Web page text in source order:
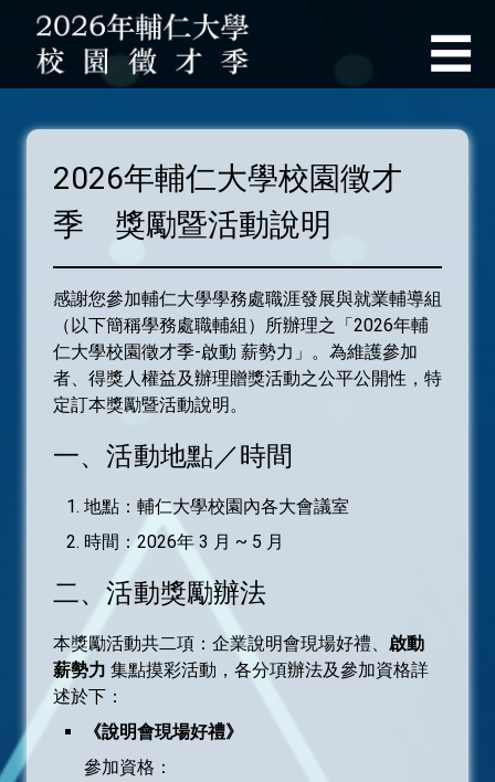
輔 ☰
首頁
職輔官網
最新公告
徵才說明會
就業博覽會
線上就業博覽會
職涯活動
活動獎勵辦法
常見問題Q&A
相關連結
2026年輔仁大學校園徵才
季 獎勵暨活動說明
感謝您參加輔仁大學學務處職涯發展與就業輔導組
（以下簡稱學務處職輔組）所辦理之「2026年輔
仁大學校園徵才季-啟動 薪勢力」。為維護參加
者、得獎人權益及辦理贈獎活動之公平公開性，特
定訂本獎勵暨活動說明。
一、活動地點／時間
地點：輔仁大學校園內各大會議室
時間：2026年 3 月 ~ 5 月
二、活動獎勵辦法
本獎勵活動共二項：企業說明會現場好禮、 啟動
薪勢力 集點摸彩活動，各分項辦法及參加資格詳
述於下：
《說明會現場好禮》
參加資格：